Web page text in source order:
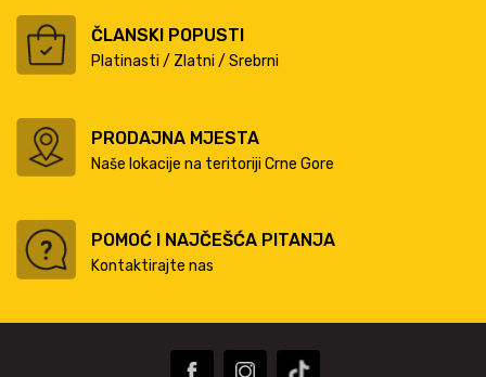
ČLANSKI POPUSTI
Platinasti / Zlatni / Srebrni
PRODAJNA MJESTA
Naše lokacije na teritoriji Crne Gore
POMOĆ I NAJČEŠĆA PITANJA
Kontaktirajte nas